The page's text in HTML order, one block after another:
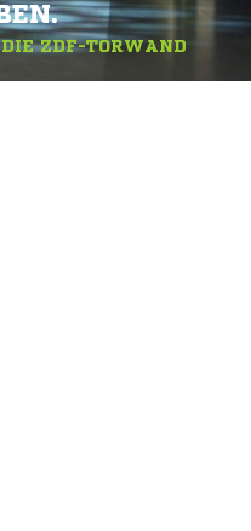
ZDF-TORWAND